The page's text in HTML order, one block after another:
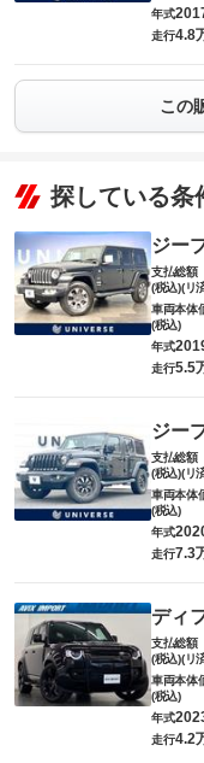
年式
走行4.8
この
探している条
ジー
支払総額
(税込)(リ
車両本体
(税込)
年式
走行5.5
ジー
支払総額
(税込)(リ
車両本体
(税込)
年式
走行7.3
ディ
支払総額
(税込)(リ
車両本体
(税込)
年式
走行4.2